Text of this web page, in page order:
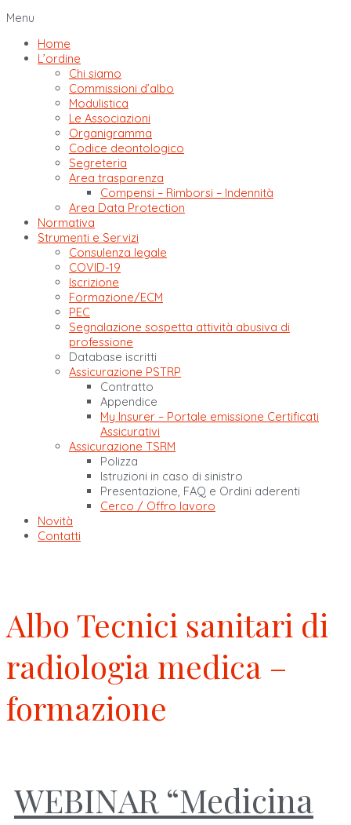
Menu
Home
L’ordine
Chi siamo
Commissioni d’albo
Modulistica
Le Associazioni
Organigramma
Codice deontologico
Segreteria
Area trasparenza
Compensi – Rimborsi – Indennità
Area Data Protection
Normativa
Strumenti e Servizi
Consulenza legale
COVID-19
Iscrizione
Formazione/ECM
PEC
Segnalazione sospetta attività abusiva di
professione
Database iscritti
Assicurazione PSTRP
Contratto
Appendice
My Insurer – Portale emissione Certificati
Assicurativi
Assicurazione TSRM
Polizza
Istruzioni in caso di sinistro
Presentazione, FAQ e Ordini aderenti
Cerco / Offro lavoro
Novità
Contatti
Albo Tecnici sanitari di
radiologia medica –
formazione
WEBINAR “Medicina